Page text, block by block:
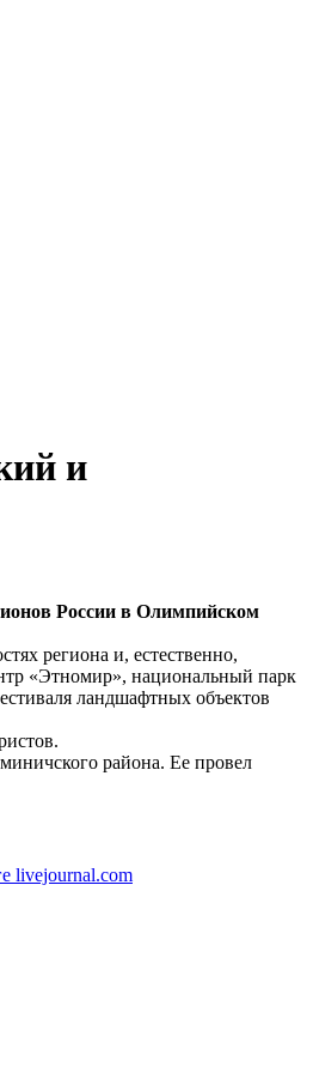
и
России в Олимпийском
региона и, естественно,
«Этномир», национальный парк
ландшафтных объектов
района. Ее провел